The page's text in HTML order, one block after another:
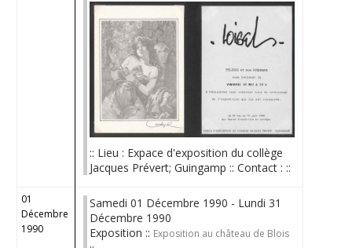
:: Lieu : Expace d'exposition du collège
Jacques Prévert; Guingamp :: Contact : ::
01
Décembre
1990
Samedi 01 Décembre 1990 - Lundi 31
Décembre 1990
Exposition :: Exposition au château de Blois